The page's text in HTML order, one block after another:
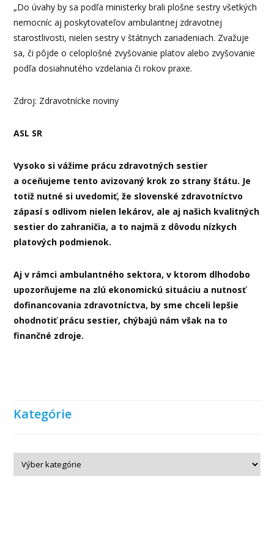
„Do úvahy by sa podľa ministerky brali plošne sestry všetkých
nemocníc aj poskytovateľov ambulantnej zdravotnej
starostlivosti, nielen sestry v štátnych zariadeniach. Zvažuje
sa, či pôjde o celoplošné zvyšovanie platov alebo zvyšovanie
podľa dosiahnutého vzdelania či rokov praxe.
Zdroj: Zdravotnícke noviny
ASL SR
Vysoko si vážime prácu zdravotných sestier
a oceňujeme tento avizovaný krok zo strany štátu. Je
totiž nutné si uvedomiť, že slovenské zdravotníctvo
zápasí s odlivom nielen lekárov, ale aj našich kvalitných
sestier do zahraničia, a to najmä z dôvodu nízkych
platových podmienok.
Aj v rámci ambulantného sektora, v ktorom dlhodobo
upozorňujeme na zlú ekonomickú situáciu a nutnosť
dofinancovania zdravotníctva, by sme chceli lepšie
ohodnotiť prácu sestier, chýbajú námvšak na to
finančné zdroje.
Kategórie